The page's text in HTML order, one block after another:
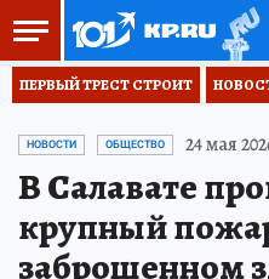
ПЕРВЫЙ ТРЕСТ СТРОИТ
НОВОСТИ ОБЩЕСТВО 24 мая
В Салавате
крупный
заброшенном